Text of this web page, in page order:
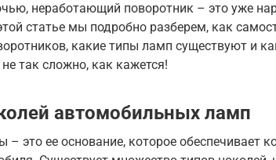
неработающий поворотник – это уже
статье мы подробно разберем, как
какие типы ламп существуют и
не так сложно, как кажется!
автомобильных ламп
это ее основание, которое обеспечивает